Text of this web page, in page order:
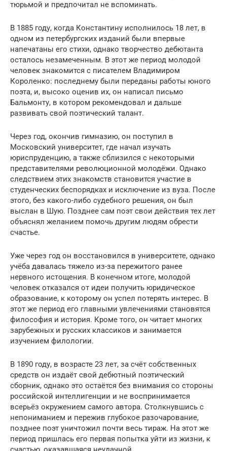
тюрьмой и предпочитал не вспоминать.
В 1885 году, когда Константину исполнилось 18 лет, в
одном из петербургских изданий были впервые
напечатаны его стихи, однако творчество дебютанта
осталось незамеченным. В этот же период молодой
человек знакомится с писателем Владимиром
Короленко: последнему были переданы работы юного
поэта, и, высоко оценив их, он написал письмо
Бальмонту, в котором рекомендовал и дальше
развивать свой поэтический талант.
Через год, окончив гимназию, он поступил в
Московский университет, где начал изучать
юриспруденцию, а также сблизился с некоторыми
представителями революционной молодёжи. Однако
следствием этих знакомств становится участие в
студенческих беспорядках и исключение из вуза. После
этого, без какого-либо судебного решения, он был
выслан в Шую. Позднее сам поэт свои действия тех лет
объяснял желанием помочь другим людям обрести
счастье.
Уже через год он восстановился в университете, однако
учёба давалась тяжело из-за пережитого ранее
нервного истощения. В конечном итоге, молодой
человек отказался от идеи получить юридическое
образование, к которому он успел потерять интерес. В
этот же период его главными увлечениями становятся
философия и история. Кроме того, он читает многих
зарубежных и русских классиков и занимается
изучением филологии.
В 1890 году, в возрасте 23 лет, за счёт собственных
средств он издаёт свой дебютный поэтический
сборник, однако это остаётся без внимания со стороны
российской интеллигенции и не воспринимается
всерьёз окружением самого автора. Столкнувшись с
непониманием и пережив глубокое разочарование,
позднее поэт уничтожил почти весь тираж. На этот же
период пришлась его первая попытка уйти из жизни, к